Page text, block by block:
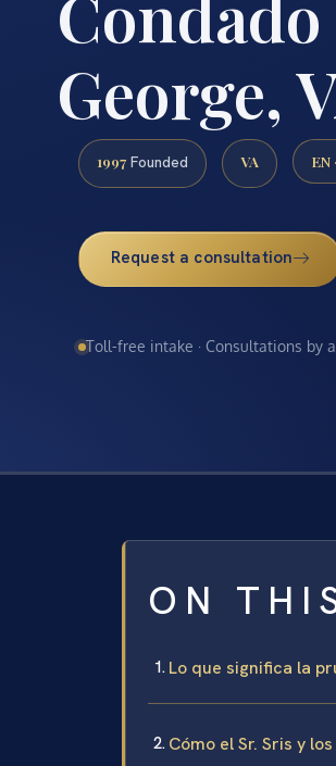
George,
1997 Founded VA EN
Request a consultation
Toll-free intake · Consultations by
ON
Lo que significa la
Cómo el Sr. Sris y